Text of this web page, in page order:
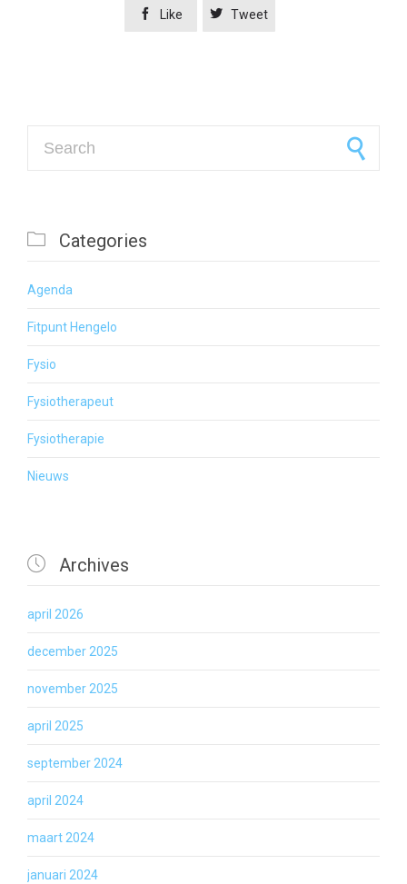
 Like  Tweet
 Categories
Agenda
Fitpunt Hengelo
Fysio
Fysiotherapeut
Fysiotherapie
Nieuws
 Archives
april 2026
december 2025
november 2025
april 2025
september 2024
april 2024
maart 2024
januari 2024